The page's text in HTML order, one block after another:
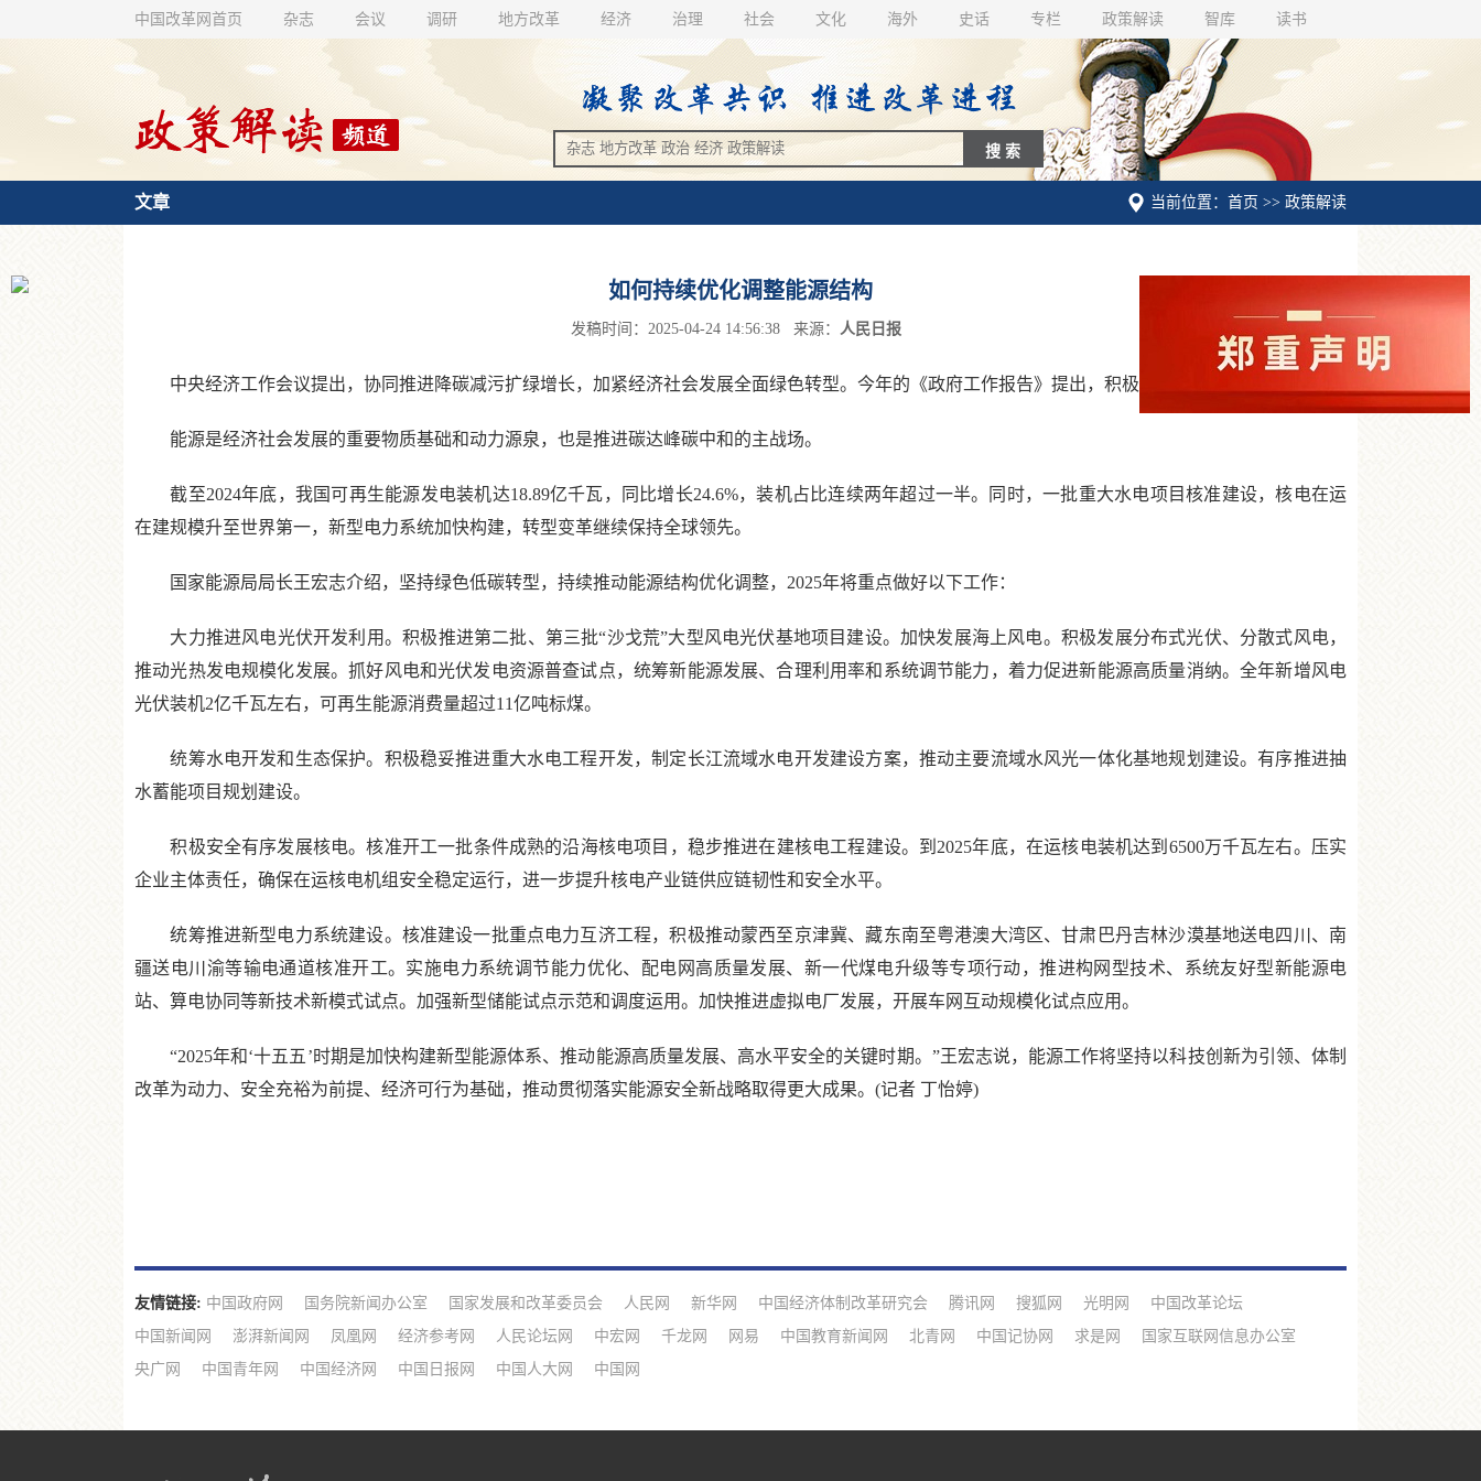
中国改革网首页 杂志 会议 调研 地方改革 经济 治理 社会 文化 海外 史话 专栏 政策解读 智库 读书
当前位置：首页 >> 政策解读
文章
如何持续优化调整能源结构
发稿时间：2025-04-24 14:56:38 来源： 人民日报
中央经济工作会议提出，协同推进降碳减污扩绿增长，加紧经济社会发展全面绿色转型。今年的《政府工作报告》提出，积极稳妥推进碳达峰碳中和。
能源是经济社会发展的重要物质基础和动力源泉，也是推进碳达峰碳中和的主战场。
截至2024年底，我国可再生能源发电装机达18.89亿千瓦，同比增长24.6%，装机占比连续两年超过一半。同时，一批重大水电项目核准建设，核电在运
在建规模升至世界第一，新型电力系统加快构建，转型变革继续保持全球领先。
国家能源局局长王宏志介绍，坚持绿色低碳转型，持续推动能源结构优化调整，2025年将重点做好以下工作：
大力推进风电光伏开发利用。积极推进第二批、第三批“沙戈荒”大型风电光伏基地项目建设。加快发展海上风电。积极发展分布式光伏、分散式风电，
推动光热发电规模化发展。抓好风电和光伏发电资源普查试点，统筹新能源发展、合理利用率和系统调节能力，着力促进新能源高质量消纳。全年新增风电
光伏装机2亿千瓦左右，可再生能源消费量超过11亿吨标煤。
统筹水电开发和生态保护。积极稳妥推进重大水电工程开发，制定长江流域水电开发建设方案，推动主要流域水风光一体化基地规划建设。有序推进抽
水蓄能项目规划建设。
积极安全有序发展核电。核准开工一批条件成熟的沿海核电项目，稳步推进在建核电工程建设。到2025年底，在运核电装机达到6500万千瓦左右。压实
企业主体责任，确保在运核电机组安全稳定运行，进一步提升核电产业链供应链韧性和安全水平。
统筹推进新型电力系统建设。核准建设一批重点电力互济工程，积极推动蒙西至京津冀、藏东南至粤港澳大湾区、甘肃巴丹吉林沙漠基地送电四川、南
疆送电川渝等输电通道核准开工。实施电力系统调节能力优化、配电网高质量发展、新一代煤电升级等专项行动，推进构网型技术、系统友好型新能源电
站、算电协同等新技术新模式试点。加强新型储能试点示范和调度运用。加快推进虚拟电厂发展，开展车网互动规模化试点应用。
“2025年和‘十五五’时期是加快构建新型能源体系、推动能源高质量发展、高水平安全的关键时期。”王宏志说，能源工作将坚持以科技创新为引领、体制
改革为动力、安全充裕为前提、经济可行为基础，推动贯彻落实能源安全新战略取得更大成果。(记者 丁怡婷)
友情链接: 中国政府网 国务院新闻办公室 国家发展和改革委员会 人民网 新华网 中国经济体制改革研究会 腾讯网 搜狐网 光明网
中国改革论坛
中国新闻网
澎湃新闻网 凤凰网 经济参考网 人民论坛网 中宏网 千龙网 网易 中国教育新闻网 北青网 中国记协网 求是网
国家互联网信息办公室
央广网
中国青年网 中国经济网 中国日报网 中国人大网 中国网